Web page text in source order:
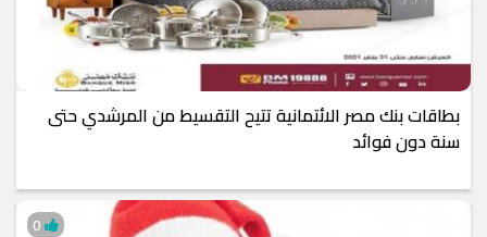
بطاقات بنك مصر الائتمانية تتيح التقسيط من المرشدي حتى
سنة دون فوائد